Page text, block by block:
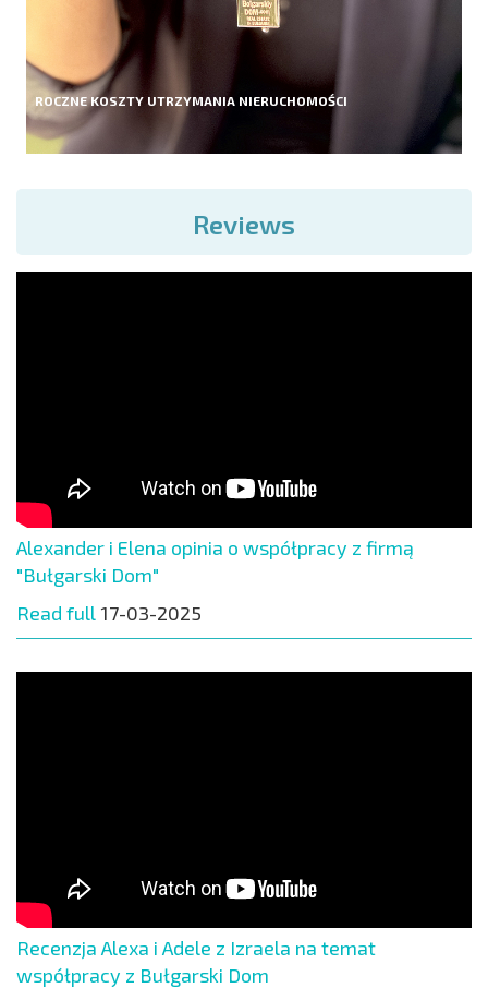
ROCZNE KOSZTY UTRZYMANIA NIERUCHOMOŚCI
Reviews
Alexander i Elena opinia o współpracy z firmą
"Bułgarski Dom"
Read full 17-03-2025
Recenzja Alexa i Adele z Izraela na temat
współpracy z Bułgarski Dom